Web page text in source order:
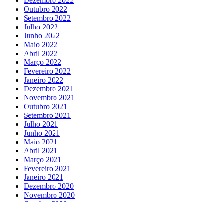
Outubro 2022
Setembro 2022
Julho 2022
Junho 2022
Maio 2022
Abril 2022
Março 2022
Fevereiro 2022
Janeiro 2022
Dezembro 2021
Novembro 2021
Outubro 2021
Setembro 2021
Julho 2021
Junho 2021
Maio 2021
Abril 2021
Março 2021
Fevereiro 2021
Janeiro 2021
Dezembro 2020
Novembro 2020